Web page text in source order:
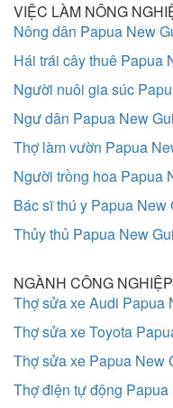
VIỆC LÀM NÔNG
Nông dân Papua New
Hái trái cây thuê Papua
Người nuôi gia súc
Ngư dân Papua New
Thợ làm vườn Papua
Người trồng hoa Papua
Bác sĩ thú y Papua New
Thủy thủ Papua New
NGÀNH CÔNG
Thợ sửa xe Audi Papua
Thợ sửa xe Toyota
Thợ sửa xe Papua New
Thợ điện tự động